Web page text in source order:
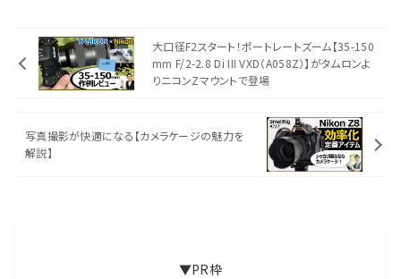
大口径F2スタート！ポートレートズーム【35-150
mm F/2-2.8 Di III VXD（A058Z）】がタムロンよ
りニコンZマウントで登場
写真撮影が快適になる【カメラケージの魅力を
解説】
▼PR枠